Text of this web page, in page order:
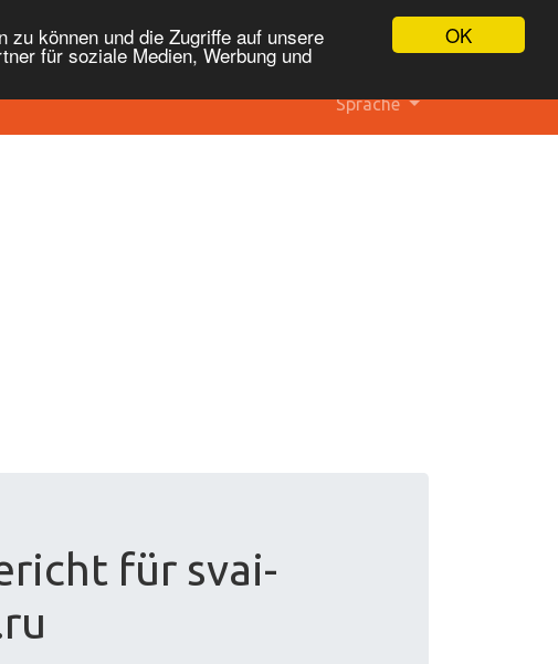
OK
können und die Zugriffe auf unsere
für soziale Medien, Werbung und
Sprache
für svai-